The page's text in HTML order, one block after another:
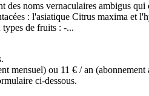
des noms vernaculaires ambigus
: l'asiatique Citrus maxima et
types de fruits : -...
mensuel) ou 11 € / an (abonnement
ci-dessous.